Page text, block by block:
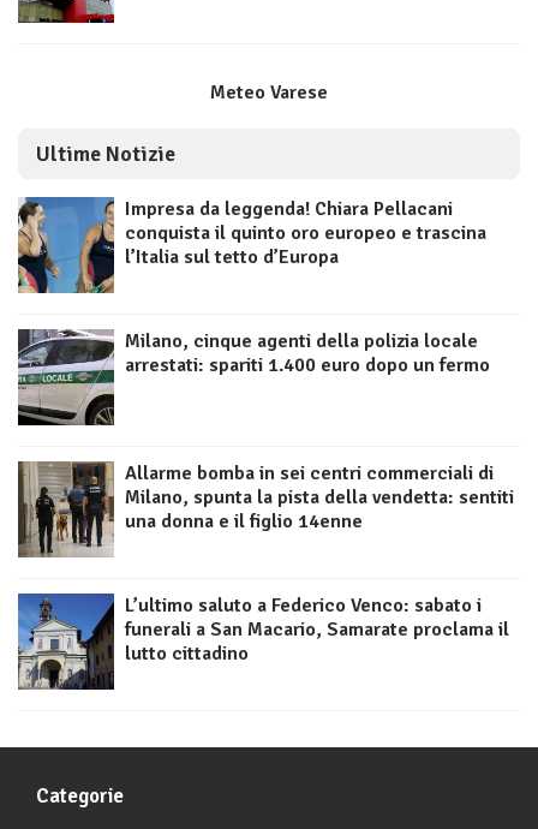
Meteo Varese
Ultime Notizie
Impresa da leggenda! Chiara Pellacani
conquista il quinto oro europeo e trascina
l’Italia sul tetto d’Europa
Milano, cinque agenti della polizia locale
arrestati: spariti 1.400 euro dopo un fermo
Allarme bomba in sei centri commerciali di
Milano, spunta la pista della vendetta: sentiti
una donna e il figlio 14enne
L’ultimo saluto a Federico Venco: sabato i
funerali a San Macario, Samarate proclama il
lutto cittadino
Categorie